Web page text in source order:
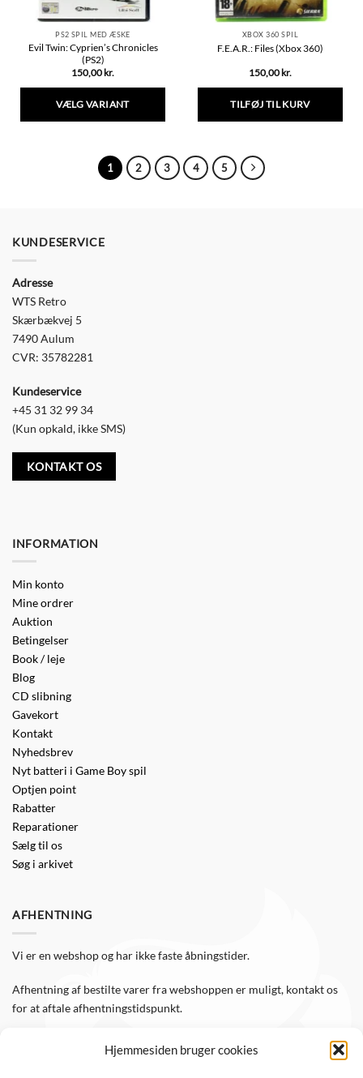
Hjemmesiden bruger cookies
PS2 SPIL MED ÆSKE
Evil Twin: Cyprien’s Chronicles
(PS2)
150,00 kr.
VÆLG VARIANT
har
flere
vælges
XBOX 360 SPIL
F.E.A.R.: Files (Xbox 360)
150,00 kr.
TILFØJ TIL KURV
1 2 3 4 5
KUNDESERVICE
Adresse
WTS Retro
Skærbækvej 5
7490 Aulum
CVR: 35782281
Kundeservice
+45 31 32 99 34
(Kun opkald, ikke SMS)
KONTAKT OS
INFORMATION
Min konto
Mine ordrer
Auktion
Betingelser
Book / leje
Blog
CD slibning
Gavekort
Kontakt
Nyhedsbrev
Nyt batteri i Game Boy spil
Optjen point
Rabatter
Reparationer
Sælg til os
Søg i arkivet
AFHENTNING
Vi er en webshop og har ikke faste åbningstider.
Afhentning af bestilte varer fra webshoppen er muligt, kontakt os
for at aftale afhentningstidspunkt.